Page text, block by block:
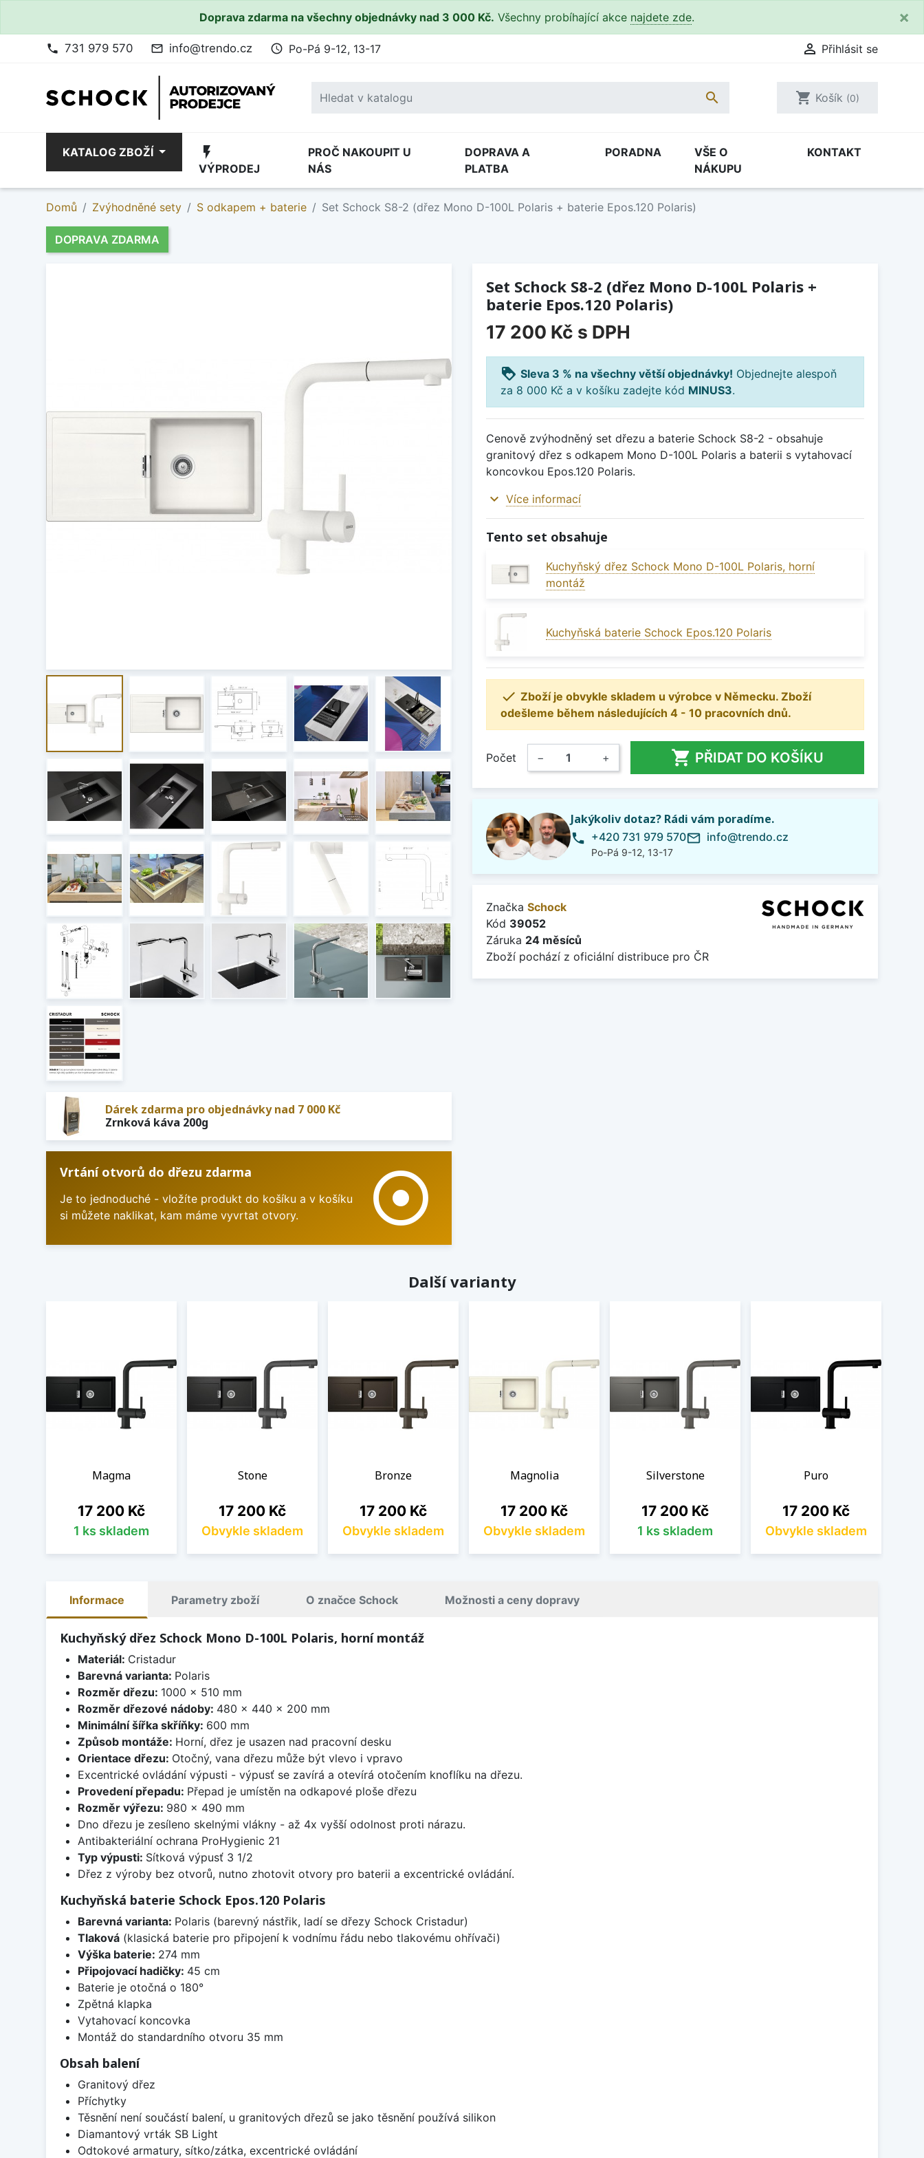
Doprava zdarma na všechny objednávky nad 3 000 Kč. Všechny probíhající akce najdete zde. ×
phone 731 979 570 mail_outline info@trendo.cz access_time Po-Pá 9-12, 13-17  Přihlásit se
 shopping_cart Košík (0)
KATALOG ZBOŽÍ flash_on
VÝPRODEJ
PROČ NAKOUPIT U
NÁS
DOPRAVA A
PLATBA
PORADNA
VŠE O
NÁKUPU
KONTAKT
Domů Zvýhodněné sety S odkapem + baterie Set Schock S8-2 (dřez Mono D-100L Polaris + baterie Epos.120 Polaris)
DOPRAVA ZDARMA
Dárek zdarma pro objednávky nad 7 000 Kč
Zrnková káva 200g
Vrtání otvorů do dřezu zdarma
Je to jednoduché - vložíte produkt do košíku a v košíku
si můžete naklikat, kam máme vyvrtat otvory.
adjust
Set Schock S8-2 (dřez Mono D-100L Polaris +
baterie Epos.120 Polaris)
17 200 Kč s DPH
loyalty Sleva 3 % na všechny větší objednávky! Objednejte alespoň
za 8 000 Kč a v košíku zadejte kód MINUS3.
Cenově zvýhodněný set dřezu a baterie Schock S8-2 - obsahuje
granitový dřez s odkapem Mono D-100L Polaris a baterii s vytahovací
koncovkou Epos.120 Polaris.
expand_more Více informací
Tento set obsahuje
Kuchyňský dřez Schock Mono D-100L Polaris, horní
montáž
Kuchyňská baterie Schock Epos.120 Polaris
 Zboží je obvykle skladem u výrobce v Německu. Zboží
odešleme během následujících 4 - 10 pracovních dnů.
Počet − +  PŘIDAT DO KOŠÍKU
Jakýkoliv dotaz? Rádi vám poradíme.
phone +420 731 979 570
Po-Pá 9-12, 13-17
mail_outline info@trendo.cz
Značka Schock
Kód 39052
Záruka 24 měsíců
Zboží pochází z oficiální distribuce pro ČR
Další varianty
Magma
Cena
17 200 Kč
1 ks skladem
Stone
Cena
17 200 Kč
Obvykle skladem
Bronze
Cena
17 200 Kč
Obvykle skladem
Magnolia
Cena
17 200 Kč
Obvykle skladem
Silverstone
Cena
17 200 Kč
1 ks skladem
Puro
Cena
17 200 Kč
Obvykle skladem
Informace Parametry zboží O značce Schock Možnosti a ceny dopravy
Kuchyňský dřez Schock Mono D-100L Polaris, horní montáž
Materiál: Cristadur
Barevná varianta: Polaris
Rozměr dřezu: 1000 x 510 mm
Rozměr dřezové nádoby: 480 x 440 x 200 mm
Minimální šířka skříňky: 600 mm
Způsob montáže: Horní, dřez je usazen nad pracovní desku
Orientace dřezu: Otočný, vana dřezu může být vlevo i vpravo
Excentrické ovládání výpusti - výpusť se zavírá a otevírá otočením knoflíku na dřezu.
Provedení přepadu: Přepad je umístěn na odkapové ploše dřezu
Rozměr výřezu: 980 x 490 mm
Dno dřezu je zesíleno skelnými vlákny - až 4x vyšší odolnost proti nárazu.
Antibakteriální ochrana ProHygienic 21
Typ výpusti: Sítková výpusť 3 1/2
Dřez z výroby bez otvorů, nutno zhotovit otvory pro baterii a excentrické ovládání.
Kuchyňská baterie Schock Epos.120 Polaris
Barevná varianta: Polaris (barevný nástřik, ladí se dřezy Schock Cristadur)
Tlaková(klasická baterie pro připojení k vodnímu řádu nebo tlakovému ohřívači)
Výška baterie: 274 mm
Připojovací hadičky: 45 cm
Baterie je otočná o 180°
Zpětná klapka
Vytahovací koncovka
Montáž do standardního otvoru 35 mm
Obsah balení
Granitový dřez
Příchytky
Těsnění není součástí balení, u granitových dřezů se jako těsnění používá silikon
Diamantový vrták SB Light
Odtokové armatury, sítko/zátka, excentrické ovládání